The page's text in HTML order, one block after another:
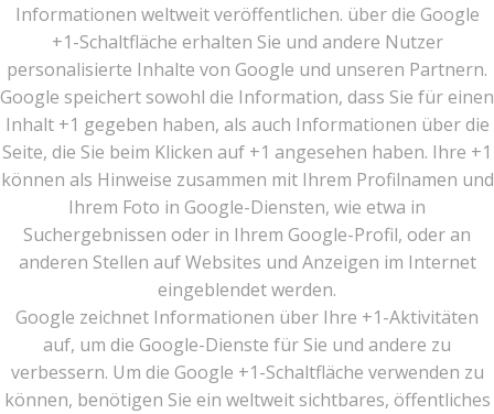
Informationen weltweit veröffentlichen. über die Google
+1-Schaltfläche erhalten Sie und andere Nutzer
personalisierte Inhalte von Google und unseren Partnern.
Google speichert sowohl die Information, dass Sie für einen
Inhalt +1 gegeben haben, als auch Informationen über die
Seite, die Sie beim Klicken auf +1 angesehen haben. Ihre +1
können als Hinweise zusammen mit Ihrem Profilnamen und
Ihrem Foto in Google-Diensten, wie etwa in
Suchergebnissen oder in Ihrem Google-Profil, oder an
anderen Stellen auf Websites und Anzeigen im Internet
eingeblendet werden.
Google zeichnet Informationen über Ihre +1-Aktivitäten
auf, um die Google-Dienste für Sie und andere zu
verbessern. Um die Google +1-Schaltfläche verwenden zu
können, benötigen Sie ein weltweit sichtbares, öffentliches